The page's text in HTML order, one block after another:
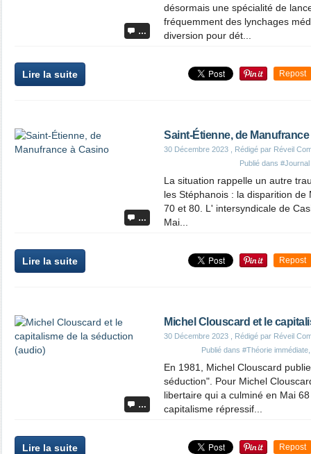
…
désormais une spécialité de
fréquemment des lynchages
diversion pour dét...
Lire la suite Repost
…
Saint-Étienne, de
30 Décembre 2023 , Rédigé par Réveil
Publié dans
La situation rappelle un autre
les Stéphanois : la disparition
70 et 80. L' intersyndicale de
Mai...
Lire la suite Repost
…
Michel Clouscard et le
30 Décembre 2023 , Rédigé par Réveil
Publié dans #Théorie immédiate
En 1981, Michel Clouscard
séduction". Pour Michel
libertaire qui a culminé en Mai
capitalisme répressif...
Lire la suite Repost